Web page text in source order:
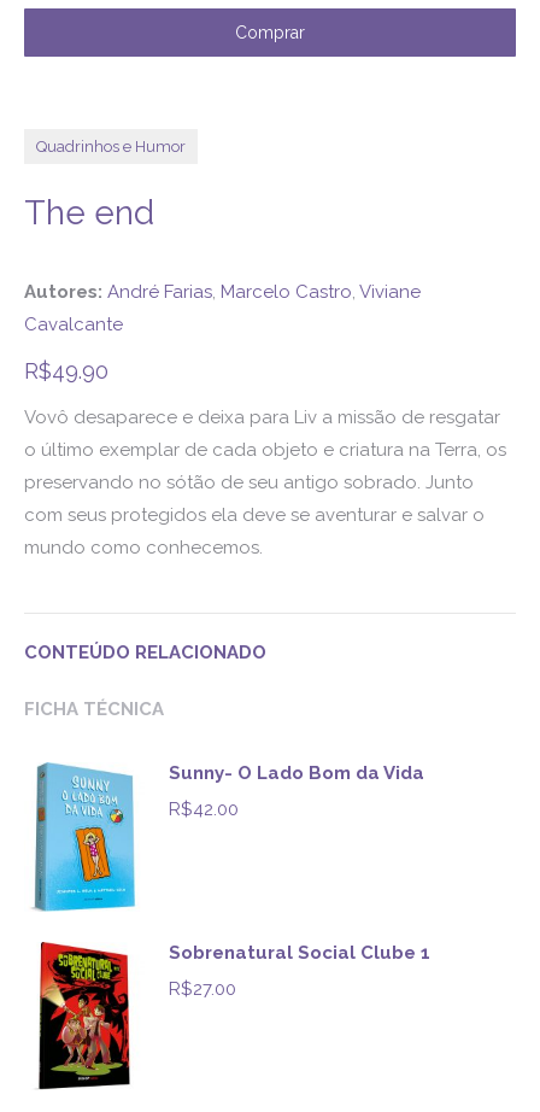
Facebook
Comprar
Quadrinhos e Humor
The end
Autores: André Farias, Marcelo Castro, Viviane
Cavalcante
R$49.90
Vovô desaparece e deixa para Liv a missão de resgatar
o último exemplar de cada objeto e criatura na Terra, os
preservando no sótão de seu antigo sobrado. Junto
com seus protegidos ela deve se aventurar e salvar o
mundo como conhecemos.
CONTEÚDO RELACIONADO
FICHA TÉCNICA
Sunny- O Lado Bom da Vida
R$42.00
Sobrenatural Social Clube 1
R$27.00